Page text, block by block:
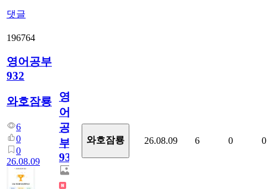
댓글
196764
영어공부
932
와호잠룡
6
0
0
26.08.09
영
어
공
부
932
와호잠룡 26.08.09 6 0 0